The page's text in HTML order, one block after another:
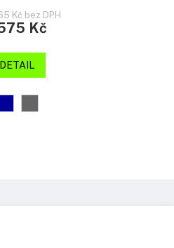
Kč bez DPH
Kč
DETAIL